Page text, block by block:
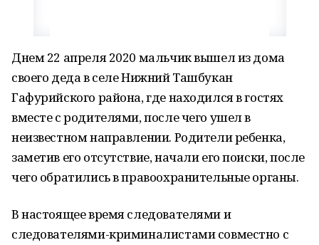
Днем 22 апреля 2020 мальчик вышел из дома
своего деда в селе Нижний Ташбукан
Гафурийского района, где находился в гостях
вместе с родителями, после чего ушел в
неизвестном направлении. Родители ребенка,
заметив его отсутствие, начали его поиски, после
чего обратились в правоохранительные органы.
В настоящее время следователями и
следователями-криминалистами совместно с